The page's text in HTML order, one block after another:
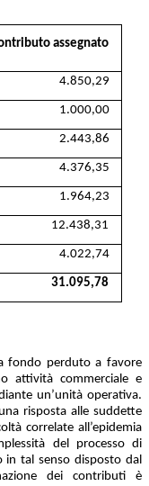
assegnato
4.850,29
1.000,00
2.443,86
4.376,35
1.964,23
12.438,31
4.022,74
31.095,78
fondo perduto a favore
attività commerciale e
un’unità operativa.
risposta alle suddette
correlate all’epidemia
del processo di
in tal senso disposto dal
dei contributi è